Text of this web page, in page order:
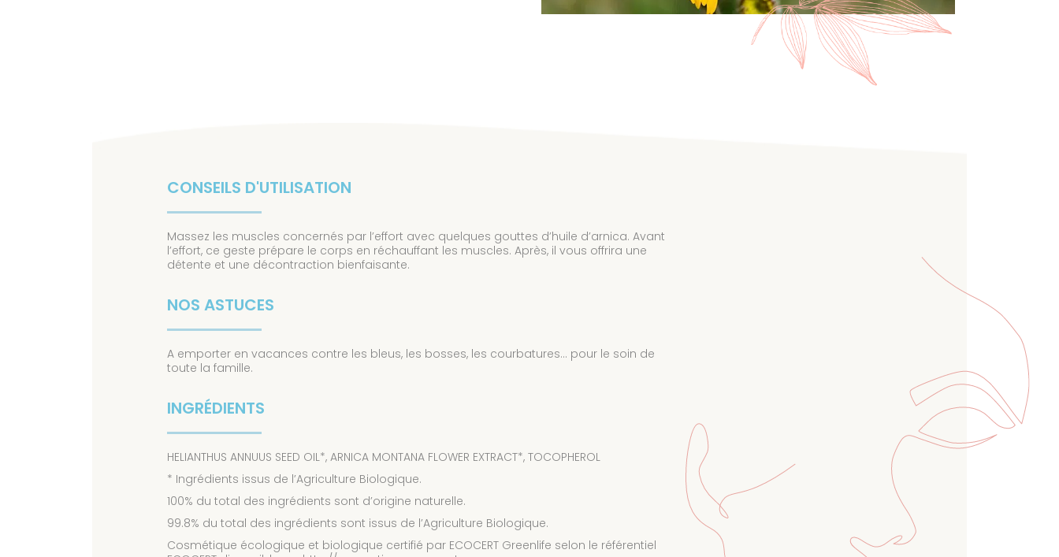
CONSEILS D'UTILISATION
Massez les muscles concernés par l’effort avec quelques gouttes d’huile d’arnica. Avant
l’effort, ce geste prépare le corps en réchauffant les muscles. Après, il vous offrira une
détente et une décontraction bienfaisante.
NOS ASTUCES
A emporter en vacances contre les bleus, les bosses, les courbatures… pour le soin de
toute la famille.
INGRÉDIENTS
HELIANTHUS ANNUUS SEED OIL*, ARNICA MONTANA FLOWER EXTRACT*, TOCOPHEROL
* Ingrédients issus de l’Agriculture Biologique.
100% du total des ingrédients sont d’origine naturelle.
99.8% du total des ingrédients sont issus de l’Agriculture Biologique.
Cosmétique écologique et biologique certifié par ECOCERT Greenlife selon le référentiel